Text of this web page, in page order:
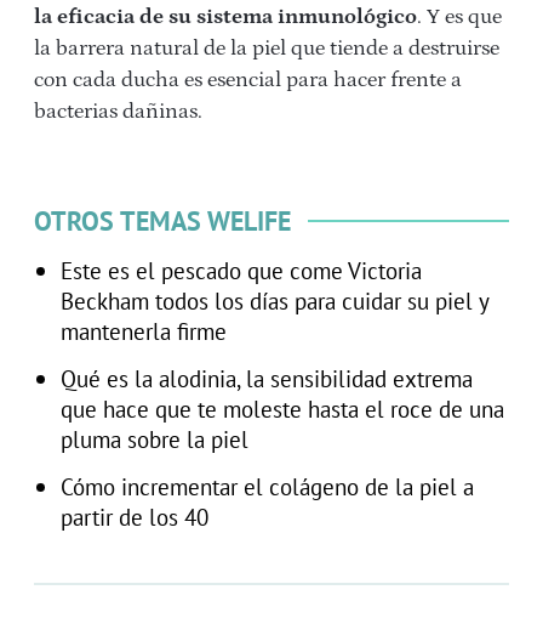
la eficacia de su sistema inmunológico. Y es que
la barrera natural de la piel que tiende a destruirse
con cada ducha es esencial para hacer frente a
bacterias dañinas.
OTROS TEMAS WELIFE
Este es el pescado que come Victoria
Beckham todos los días para cuidar su piel y
mantenerla firme
Qué es la alodinia, la sensibilidad extrema
que hace que te moleste hasta el roce de una
pluma sobre la piel
Cómo incrementar el colágeno de la piel a
partir de los 40